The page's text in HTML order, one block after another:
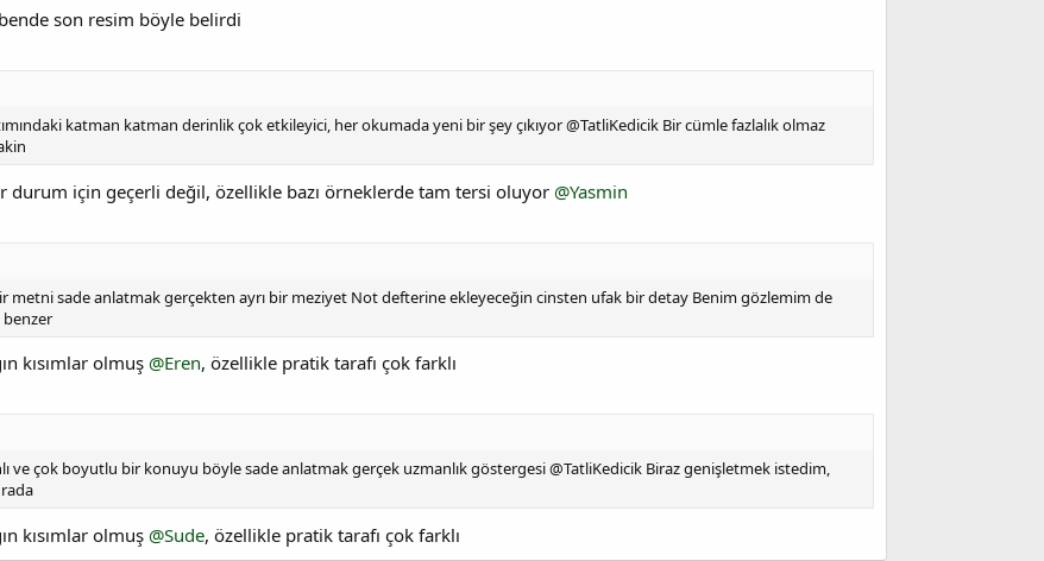
son resim böyle belirdi
katman katman derinlik çok etkileyici, her okumada yeni bir şey çıkıyor @TatliKedicik Bir cümle fazlalık olmaz
durum için geçerli değil, özellikle bazı örneklerde tam tersi oluyor @Yasmin
metni sade anlatmak gerçekten ayrı bir meziyet Not defterine ekleyeceğin cinsten ufak bir detay Benim gözlemim de
kısımlar olmuş @Eren, özellikle pratik tarafı çok farklı
ve çok boyutlu bir konuyu böyle sade anlatmak gerçek uzmanlık göstergesi @TatliKedicik Biraz genişletmek istedim,
kısımlar olmuş @Sude, özellikle pratik tarafı çok farklı